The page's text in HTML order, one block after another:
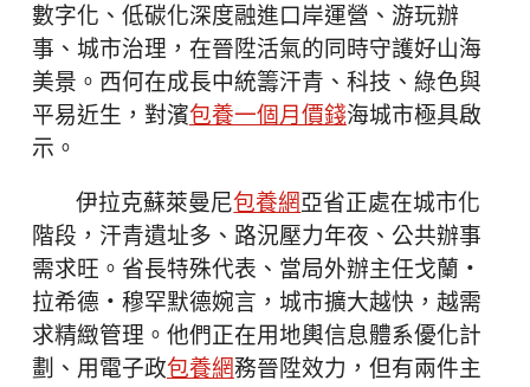
數字化、低碳化深度融進口岸運營、游玩辦
事、城市治理，在晉陞活氣的同時守護好山海
美景。西何在成長中統籌汗青、科技、綠色與
平易近生，對濱包養一個月價錢海城市極具啟
示。
伊拉克蘇萊曼尼包養網亞省正處在城市化
階段，汗青遺址多、路況壓力年夜、公共辦事
需求旺。省長特殊代表、當局外辦主任戈蘭・
拉希德・穆罕默德婉言，城市擴大越快，越需
求精緻管理。他們正在用地輿信息體系優化計
劃、用電子政包養網務晉陞效力，但有兩件主